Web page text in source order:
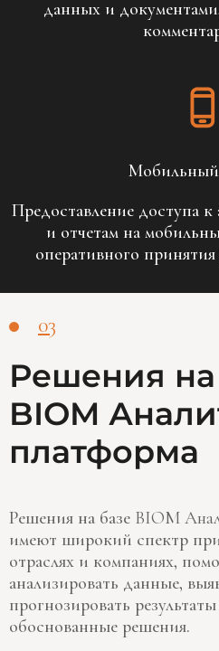
данных и
Предоставление доступа
и отчетам на
оперативного
03
Решения на
BIOM
платформа
Решения на базе BIOM
имеют широкий спектр
отраслях и компаниях,
анализировать данные,
прогнозировать
обоснованные решения.